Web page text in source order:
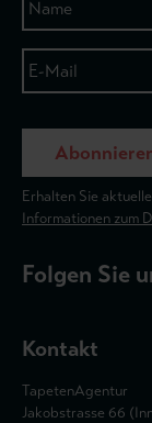
Erhalten Sie
Informationen zum
Folgen Sie
Kontakt
TapetenAgentur
Jakobstrasse 66